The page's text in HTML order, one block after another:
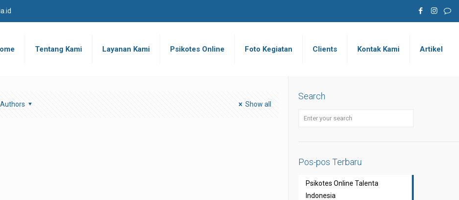
Tentang Kami Layanan Kami Psikotes Online Foto Kegiatan Clients Kontak Kami Artikel
Authors Show all
Search
Pos-pos Terbaru
Psikotes Online Talenta
Indonesia